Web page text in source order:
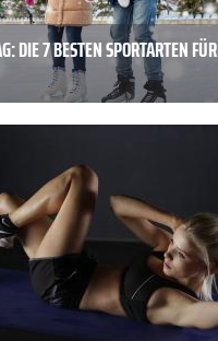
DIE 7 BESTEN SPORTARTEN FÜR